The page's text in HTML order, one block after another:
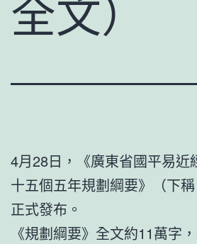
全文）
4月28日，《廣東省國平易近
十五個五年規劃綱要》（下稱
正式發布。
《規劃綱要》全文約11萬字